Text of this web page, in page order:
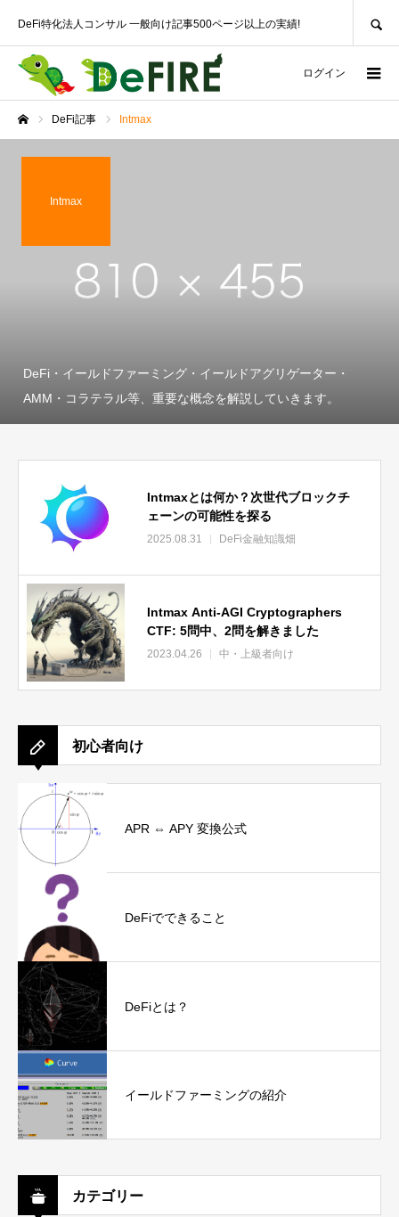
DeFi特化法人コンサル 一般向け記事500ページ以上の実績!
ログイン
DeFi記事 Intmax
Intmax
DeFi・イールドファーミング・イールドアグリゲーター・
AMM・コラテラル等、重要な概念を解説していきます。
Intmaxとは何か？次世代ブロックチ
ェーンの可能性を探る
2025.08.31 DeFi金融知識畑
Intmax Anti-AGI Cryptographers
CTF: 5問中、2問を解きました
2023.04.26 中・上級者向け
初心者向け
APR ⇔ APY 変換公式
DeFiでできること
DeFiとは？
イールドファーミングの紹介
カテゴリー